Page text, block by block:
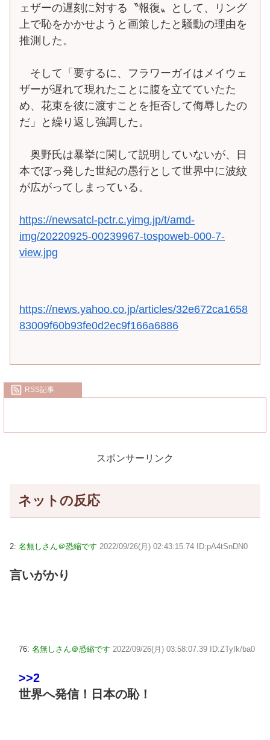
ェザーの遅刻に対する〝報復〟として、リング
上で恥をかかせようと画策したと騒動の理由を
推測した。
そして「要するに、フラワーガイはメイウェ
ザーが遅れて現れたことに腹を立てていたた
め、花束を彼に渡すことを拒否して侮辱したの
だ」と繰り返し強調した。
奥野氏は暴挙に関して説明していないが、日
本でぼっ発した世紀の愚行として世界中に波紋
が広がってしまっている。
https://newsatcl-pctr.c.yimg.jp/t/amd-
img/20220925-00239967-tospoweb-000-7-
view.jpg
https://news.yahoo.co.jp/articles/32e672ca1658
83009f60b93fe0d2ec9f166a6886
RSS記事
スポンサーリンク
ネットの反応
2: 名無しさん＠恐縮です 2022/09/26(月) 02:43:15.74 ID:pA4tSnDN0
言いがかり
76: 名無しさん＠恐縮です 2022/09/26(月) 03:58:07.39 ID:ZTyIk/ba0
>>2
世界へ発信！日本の恥！